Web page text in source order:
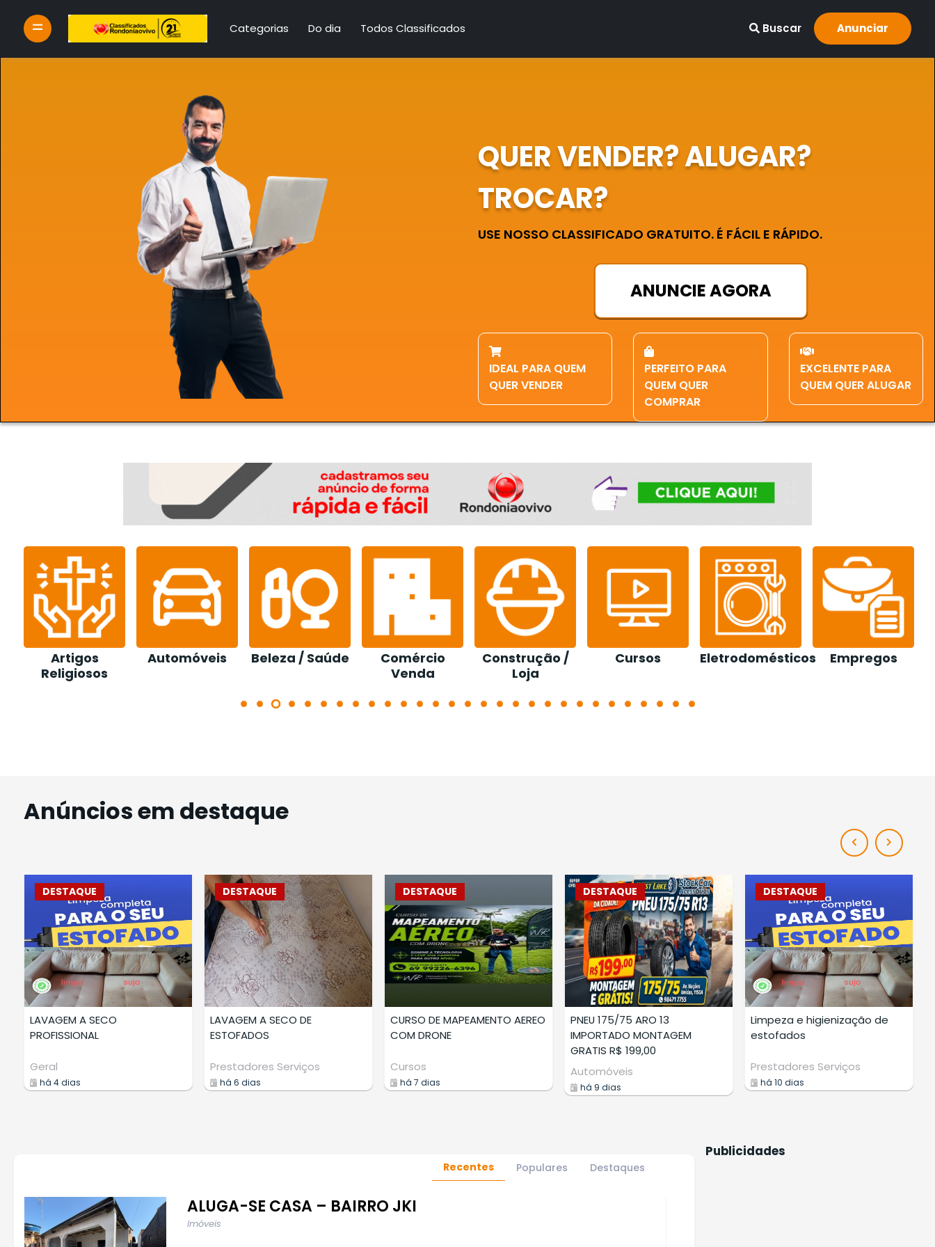
Categorias Do dia Todos Classificados Buscar Anunciar
QUER VENDER? ALUGAR?
TROCAR?
USE NOSSO CLASSIFICADO GRATUITO. É FÁCIL E RÁPIDO.
ANUNCIE AGORA
IDEAL PARA QUEM
QUER VENDER
PERFEITO PARA
QUEM QUER
COMPRAR
EXCELENTE PARA
QUEM QUER ALUGAR
Artigos
Religiosos
Automóveis Beleza / Saúde
Comércio
Venda
Construção /
Loja
Cursos Eletrodomésticos Empregos
Anúncios em destaque
DESTAQUE
LAVAGEM A SECO
PROFISSIONAL
Geral
há 4 dias
DESTAQUE
LAVAGEM A SECO DE
ESTOFADOS
Prestadores Serviços
há 6 dias
DESTAQUE
CURSO DE MAPEAMENTO AEREO
COM DRONE
Cursos
há 7 dias
DESTAQUE
PNEU 175/75 ARO 13
IMPORTADO MONTAGEM
GRATIS R$ 199,00
Automóveis
há 9 dias
DESTAQUE
Limpeza e higienização de
estofados
Prestadores Serviços
há 10 dias
Recentes Populares Destaques
ALUGA-SE CASA – BAIRRO JKI
Imóveis
Publicidades